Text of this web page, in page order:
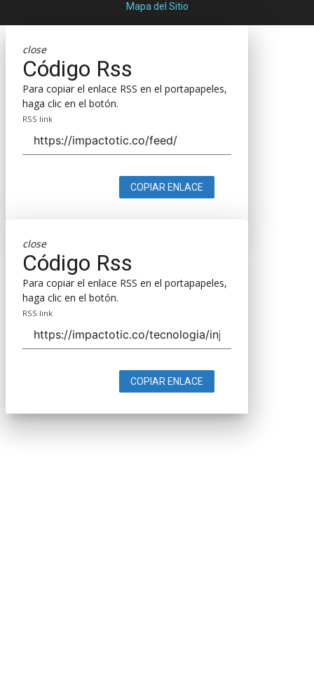
Mapa del Sitio
close
Código Rss
Para copiar el enlace RSS en el portapapeles,
haga clic en el botón.
RSS link
COPIAR ENLACE
close
Código Rss
Para copiar el enlace RSS en el portapapeles,
haga clic en el botón.
RSS link
COPIAR ENLACE